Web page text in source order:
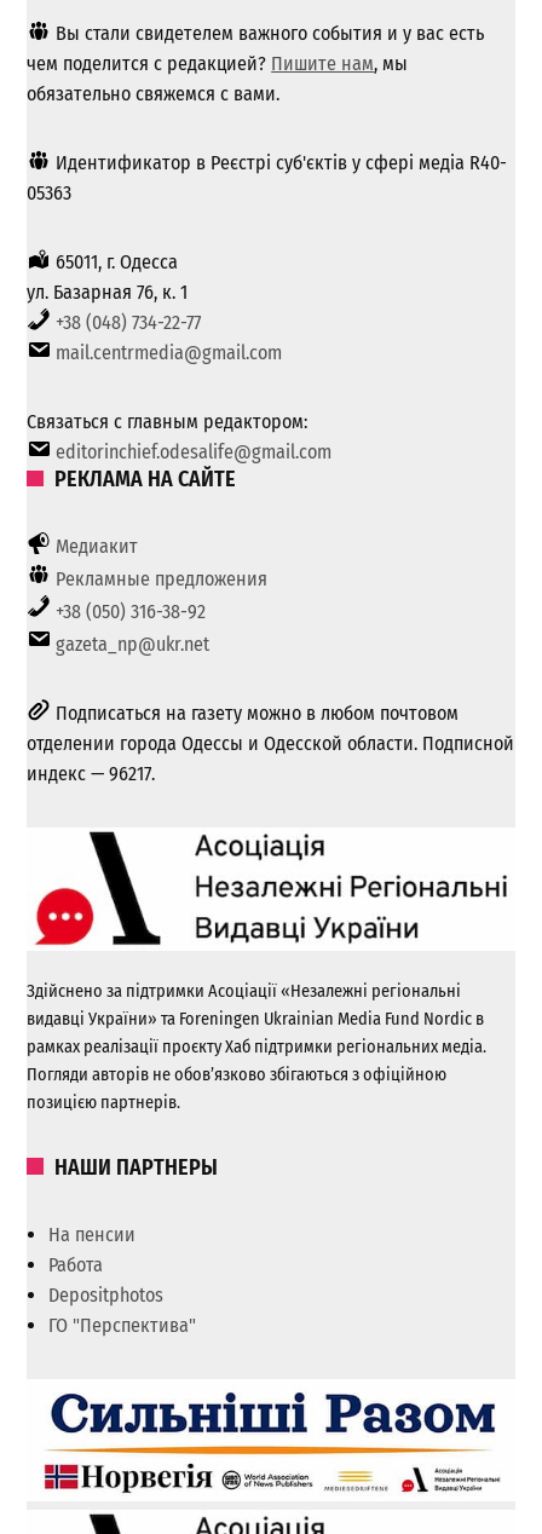
Вы стали свидетелем важного события и у вас есть
чем поделится с редакцией? Пишите нам, мы
обязательно свяжемся с вами.
Идентификатор в Реєстрі суб'єктів у сфері медіа R40-
05363
65011, г. Одесса
ул. Базарная 76, к. 1
+38 (048) 734-22-77
mail.centrmedia@gmail.com
Связаться с главным редактором:
editorinchief.odesalife@gmail.com
РЕКЛАМА НА САЙТЕ
Медиакит
Рекламные предложения
+38 (050) 316-38-92
gazeta_np@ukr.net
Подписаться на газету можно в любом почтовом
отделении города Одессы и Одесской области. Подписной
индекс — 96217.
Здійснено за підтримки Асоціації «Незалежні регіональні
видавці України» та Foreningen Ukrainian Media Fund Nordic в
рамках реалізації проєкту Хаб підтримки регіональних медіа.
Погляди авторів не обов’язково збігаються з офіційною
позицією партнерів.
НАШИ ПАРТНЕРЫ
На пенсии
Работа
Depositphotos
ГО "Перспектива"